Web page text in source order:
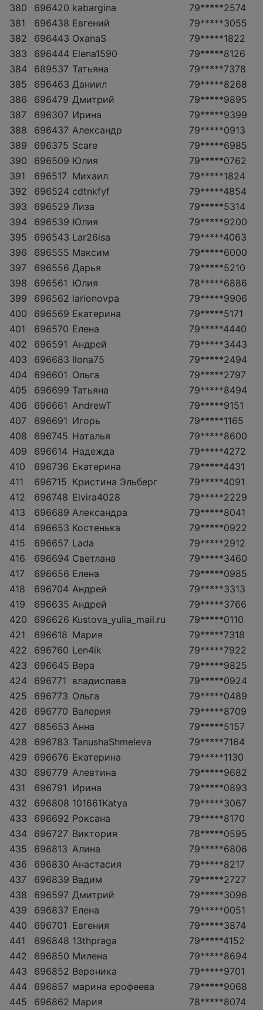
380 696420 kabargina
79*****2574
381
696438 Евгений
79*****3055
382
696443 OxanaS
79*****1822
383
696444 Elena1590
79*****8126
384
689537 Татьяна
79*****7378
385
696463 Даниил
79*****8268
386
696479 Дмитрий
79*****9895
387
696307 Ирина
79*****9399
388
696437 Александр
79*****0913
389
696375 Scare
79*****6985
390
696509 Юлия
79*****0762
391
696517 Михаил
79*****1824
392
696524 cdtnkfyf
79*****4854
393
696529 Лиза
79*****5314
394
696539 Юлия
79*****9200
395
696543 Lar26isa
79*****4063
396
696555 Максим
79*****6000
397
696556 Дарья
79*****5210
398
696561 Юлия
78*****6886
399
696562 larionovpa
79*****9906
400
696569 Екатерина
79*****5171
401
696570 Елена
79*****4440
402
696591 Андрей
79*****3443
403
696683 Ilona75
79*****2494
404
696601 Ольга
79*****2797
405
696699 Татьяна
79*****8494
406
696661 AndrewT
79*****9151
407
696691 Игорь
79*****1165
408
696745 Наталья
79*****8600
409
696614 Надежда
79*****4272
410
696736 Екатерина
79*****4431
411
696715 Кристина Эльберг
79*****4091
412
696748 Elvira4028
79*****2229
413
696689 Александра
79*****8041
414
696653 Костенька
79*****0922
415
696657 Lada
79*****2912
416
696694 Светлана
79*****3460
417
696656 Елена
79*****0985
418
696704 Андрей
79*****3313
419
696635 Андрей
79*****3766
420
696626 Kustova_yulia_mail.ru
79*****0110
421
696618 Мария
79*****7318
422
696760 Len4ik
79*****7922
423
696645 Вера
79*****9825
424
696771 владислава
79*****0924
425
696773 Ольга
79*****0489
426
696770 Валерия
79*****8709
427
685653 Анна
79*****5157
428
696783 TanushaShmeleva
79*****7164
429
696676 Екатерина
79*****1130
430
696779 Алевтина
79*****9682
431
696791 Ирина
79*****0893
432
696808 101661Katya
79*****3067
433
696692 Роксана
79*****8170
434
696727 Виктория
78*****0595
435
696813 Алина
79*****6806
436
696830 Анастасия
79*****8217
437
696839 Вадим
79*****2727
438
696597 Дмитрий
79*****3096
439
696837 Елена
79*****0051
440
696701 Евгения
79*****3874
441
696848 13thpraga
79*****4152
442
696850 Милена
79*****8694
443
696852 Вероника
79*****9701
444
696857 марина ерофеева
79*****9068
445
696862 Мария
78*****8074